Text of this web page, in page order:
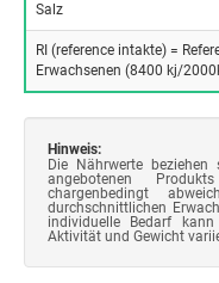
Salz
RI (reference intakte) =
Erwachsenen (8400 kj/
Hinweis:
Die Nährwerte
angebotenen
chargenbedingt
durchschnittlichen
individuelle Bedarf
Aktivität und Gewicht